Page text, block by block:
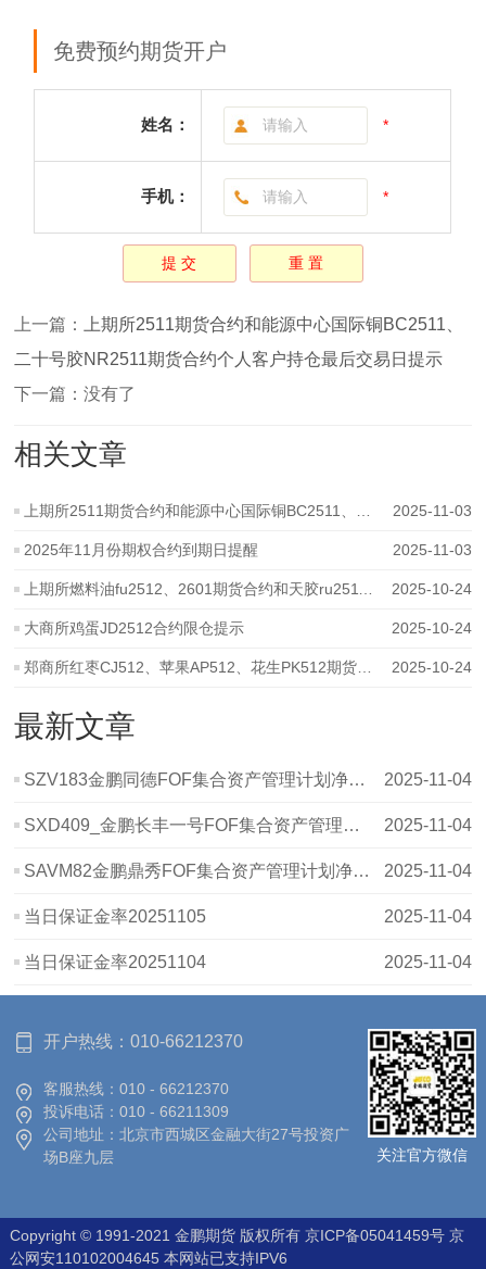
免费预约期货开户
姓名： *
手机： *
上一篇：
上期所2511期货合约和能源中心国际铜BC2511、
二十号胶NR2511期货合约个人客户持仓最后交易日提示
下一篇：没有了
相关文章
上期所2511期货合约和能源中心国际铜BC2511、二十号胶NR2511期货合约个人 2025-11-03
2025年11月份期权合约到期日提醒 2025-11-03
上期所燃料油fu2512、2601期货合约和天胶ru2511、2512期货期权合约限仓提示 2025-10-24
大商所鸡蛋JD2512合约限仓提示 2025-10-24
郑商所红枣CJ512、苹果AP512、花生PK512期货合约限仓变化提示 2025-10-24
最新文章
SZV183金鹏同德FOF集合资产管理计划净值波动表20251031 2025-11-04
SXD409_金鹏长丰一号FOF集合资产管理计划_20251031_净值表 2025-11-04
SAVM82金鹏鼎秀FOF集合资产管理计划净值波动表20251031 2025-11-04
当日保证金率20251105 2025-11-04
当日保证金率20251104 2025-11-04
开户热线：010-66212370
客服热线：010 - 66212370
投诉电话：010 - 66211309
公司地址：北京市西城区金融大街27号投资广
场B座九层
关注官方微信
Copyright © 1991-2021 金鹏期货 版权所有 京ICP备05041459号京
公网安110102004645 本网站已支持IPV6